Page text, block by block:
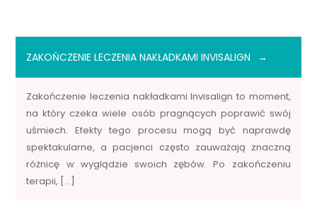
ZAKOŃCZENIE LECZENIA NAKŁADKAMI INVISALIGN
Zakończenie leczenia nakładkami Invisalign to moment,
na który czeka wiele osób pragnących poprawić swój
uśmiech. Efekty tego procesu mogą być naprawdę
spektakularne, a pacjenci często zauważają znaczną
różnicę w wyglądzie swoich zębów. Po zakończeniu
terapii, […]